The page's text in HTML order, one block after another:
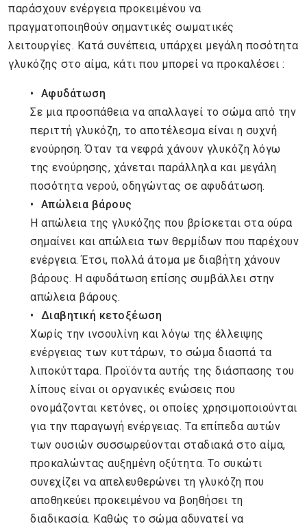
παράσχουν ενέργεια προκειμένου να
πραγματοποιηθούν σημαντικές σωματικές
λειτουργίες. Κατά συνέπεια, υπάρχει μεγάλη ποσότητα
γλυκόζης στο αίμα, κάτι που μπορεί να προκαλέσει :
Αφυδάτωση
Σε μια προσπάθεια να απαλλαγεί το σώμα από την
περιττή γλυκόζη, το αποτέλεσμα είναι η συχνή
ενούρηση. Όταν τα νεφρά χάνουν γλυκόζη λόγω
της ενούρησης, χάνεται παράλληλα και μεγάλη
ποσότητα νερού, οδηγώντας σε αφυδάτωση.
Απώλεια βάρους
Η απώλεια της γλυκόζης που βρίσκεται στα ούρα
σημαίνει και απώλεια των θερμίδων που παρέχουν
ενέργεια. Έτσι, πολλά άτομα με διαβήτη χάνουν
βάρους. Η αφυδάτωση επίσης συμβάλλει στην
απώλεια βάρους.
Διαβητική κετοξέωση
Χωρίς την ινσουλίνη και λόγω της έλλειψης
ενέργειας των κυττάρων, το σώμα διασπά τα
λιποκύτταρα. Προϊόντα αυτής της διάσπασης του
λίπους είναι οι οργανικές ενώσεις που
ονομάζονται κετόνες, οι οποίες χρησιμοποιούνται
για την παραγωγή ενέργειας. Τα επίπεδα αυτών
των ουσιών συσσωρεύονται σταδιακά στο αίμα,
προκαλώντας αυξημένη οξύτητα. Το συκώτι
συνεχίζει να απελευθερώνει τη γλυκόζη που
αποθηκεύει προκειμένου να βοηθήσει τη
διαδικασία. Καθώς το σώμα αδυνατεί να